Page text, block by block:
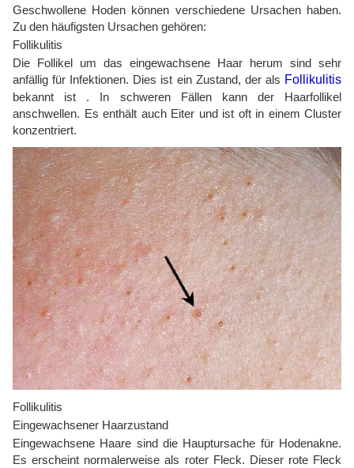
Geschwollene Hoden können verschiedene Ursachen haben.
Zu den häufigsten Ursachen gehören:
Follikulitis
Die Follikel um das eingewachsene Haar herum sind sehr
anfällig für Infektionen. Dies ist ein Zustand, der als Follikulitis
bekannt ist . In schweren Fällen kann der Haarfollikel
anschwellen. Es enthält auch Eiter und ist oft in einem Cluster
konzentriert.
Follikulitis
Eingewachsener Haarzustand
Eingewachsene Haare sind die Hauptursache für Hodenakne.
Es erscheint normalerweise als roter Fleck. Dieser rote Fleck